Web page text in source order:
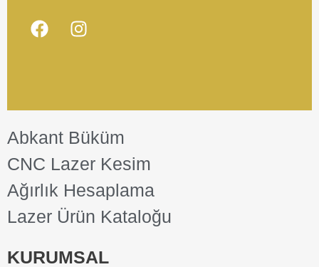
Abkant Büküm
CNC Lazer Kesim
Ağırlık Hesaplama
Lazer Ürün Kataloğu
KURUMSAL